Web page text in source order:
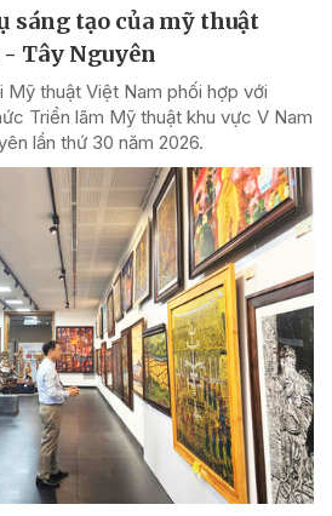
sáng tạo của mỹ thuật
Tây Nguyên
Mỹ thuật Việt Nam phối hợp với
Triển lãm Mỹ thuật khu vực V Nam
lần thứ 30 năm 2026.